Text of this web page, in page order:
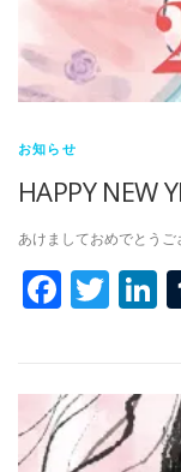
お知らせ
HAPPY NEW
あけましておめでとう